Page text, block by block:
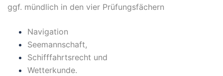
ggf. mündlich in den vier Prüfungsfächern
Navigation
Seemannschaft,
Schifffahrtsrecht und
Wetterkunde.